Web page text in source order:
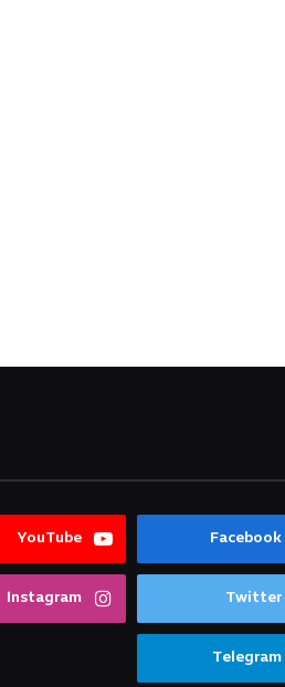
Facebook
YouTube
Twitter
Instagram
Telegram